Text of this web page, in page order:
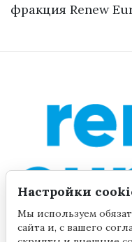
фракция Renew
Настройки
Мы используем
сайта и, с вашего